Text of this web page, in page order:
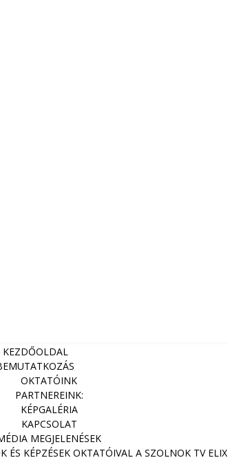
KEZDŐOLDAL
OKTATÓINK
PARTNEREINK:
KÉPGALÉRIA
KAPCSOLAT
MEGJELENÉSEK
ÉS KÉPZÉSEK OKTATÓIVAL A SZOLNOK TV